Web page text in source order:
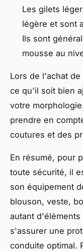
Les gilets
légère et sont
Ils sont
mousse au
Lors de l'achat
ce qu'il soit bien
votre
prendre en
coutures et des
En résumé, pour
toute sécurité, il
son équipement
blouson, veste,
autant
s'assurer une
conduite optimal.